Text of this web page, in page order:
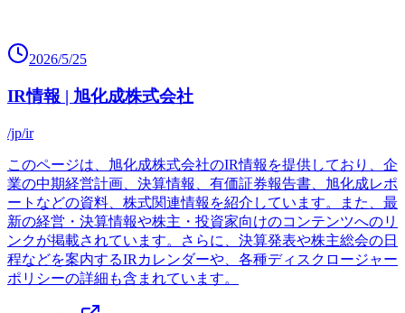
2026/5/25
IR情報 | 旭化成株式会社
/jp/ir
このページは、旭化成株式会社のIR情報を提供しており、企
業の中期経営計画、決算情報、有価証券報告書、旭化成レポ
ートなどの資料、株式関連情報を紹介しています。また、最
新の経営・決算情報や株主・投資家向けのコンテンツへのリ
ンクが掲載されています。さらに、決算発表や株主総会の日
程などを案内するIRカレンダーや、各種ディスクロージャー
ポリシーの詳細も含まれています。